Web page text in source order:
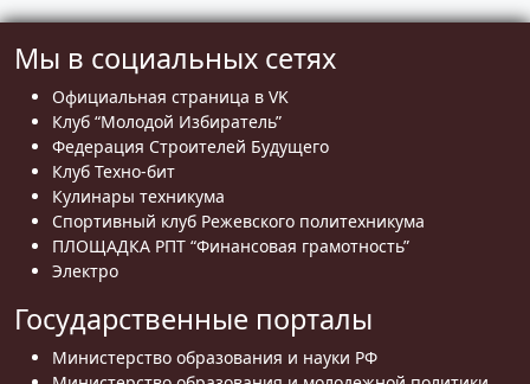
Мы в социальных сетях
Официальная страница в VK
Клуб “Молодой Избиратель”
Федерация Строителей Будущего
Клуб Техно-бит
Кулинары техникума
Спортивный клуб Режевского политехникума
ПЛОЩАДКА РПТ “Финансовая грамотность”
Электро
Государственные порталы
Министерство образования и науки РФ